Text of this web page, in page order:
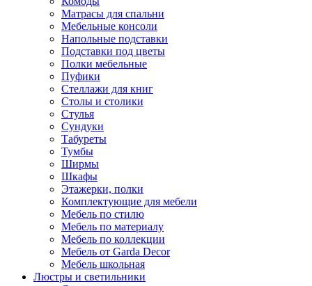
Матрасы для спальни
Мебельные консоли
Напольные подставки
Подставки под цветы
Полки мебельные
Пуфики
Стеллажи для книг
Столы и столики
Стулья
Сундуки
Табуреты
Тумбы
Ширмы
Шкафы
Этажерки, полки
Комплектующие для мебели
Мебель по стилю
Мебель по материалу
Мебель по коллекции
Мебель от Garda Decor
Мебель школьная
Люстры и светильники